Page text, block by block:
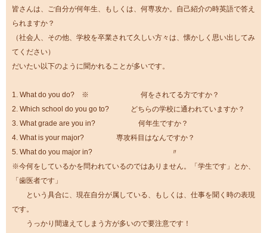
皆さんは、ご自分が何年生、もしくは、何専攻か。自己紹介の時英語で答え
られますか？
（社会人、その他、学校を卒業されて久しい方々は、懐かしく思い出してみ
てください）
だいたい以下のように聞かれることが多いです。
1. What do you do? ※ 何をされてる方ですか？
2. Which school do you go to? どちらの学校に通われていますか？
3. What grade are you in? 何年生ですか？
4. What is your major? 専攻科目はなんですか？
5. What do you major in? 〃
※今何をしているかを問われているのではありません。「学生です」とか、
「歯医者です」
という具合に、現在自分が属している、もしくは、仕事を聞く時の表現
です。
うっかり間違えてしまう方が多いので要注意です！